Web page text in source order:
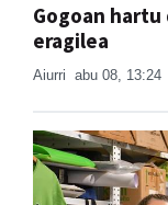
Gogoan
eragilea
Aiurri abu 08, 13:24